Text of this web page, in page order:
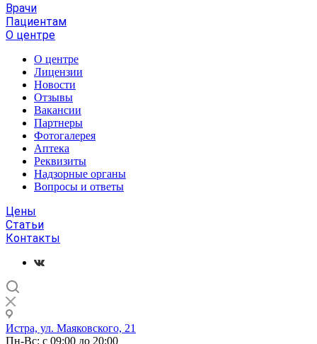
Врачи
Пациентам
О центре
О центре
Лицензии
Новости
Отзывы
Вакансии
Партнеры
Фотогалерея
Аптека
Реквизиты
Надзорные органы
Вопросы и ответы
Цены
Статьи
Контакты
Истра, ул. Маяковского, 21
Пн-Вс: с 09:00 до 20:00